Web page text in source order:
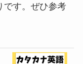
です。ぜひ参考